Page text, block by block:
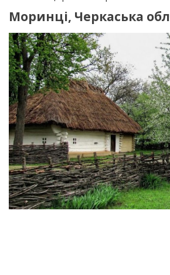
Моринці, Черкаська